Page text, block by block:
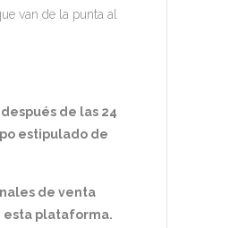
van de la punta al
de las 24
estipulado de
de venta
esta plataforma.